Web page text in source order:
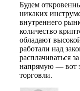
Будем
никаких
внутреннего
количество
обладают
работали над
расплачиваться
напрямую — вот
торговли.